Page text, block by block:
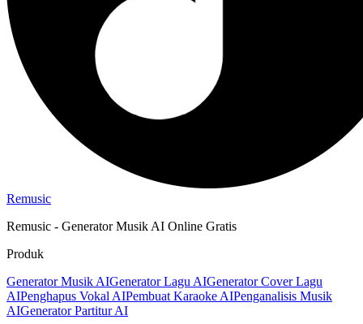
Remusic
Remusic - Generator Musik AI Online Gratis
Produk
Generator Musik AIGenerator Lagu AIGenerator Cover Lagu
AIPenghapus Vokal AIPembuat Karaoke AIPenganalisis Musik
AIGenerator Partitur AI